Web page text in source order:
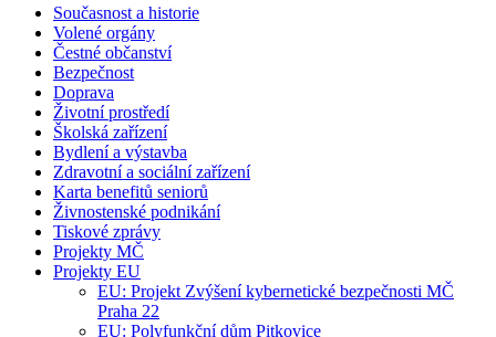
Současnost a historie
Volené orgány
Čestné občanství
Bezpečnost
Doprava
Životní prostředí
Školská zařízení
Bydlení a výstavba
Zdravotní a sociální zařízení
Karta benefitů seniorů
Živnostenské podnikání
Tiskové zprávy
Projekty MČ
Projekty EU
EU: Projekt Zvýšení kybernetické bezpečnosti MČ
Praha 22
EU: Polyfunkční dům Pitkovice